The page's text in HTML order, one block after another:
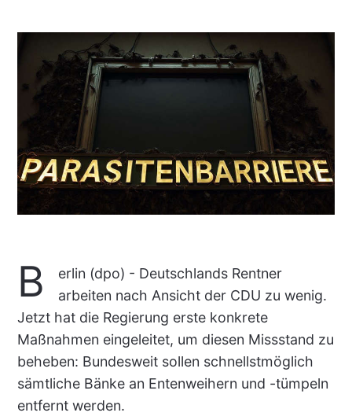
B
erlin (dpo) - Deutschlands Rentner
arbeiten nach Ansicht der CDU zu wenig.
Jetzt hat die Regierung erste konkrete
Maßnahmen eingeleitet, um diesen Missstand zu
beheben: Bundesweit sollen schnellstmöglich
sämtliche Bänke an Entenweihern und -tümpeln
entfernt werden.